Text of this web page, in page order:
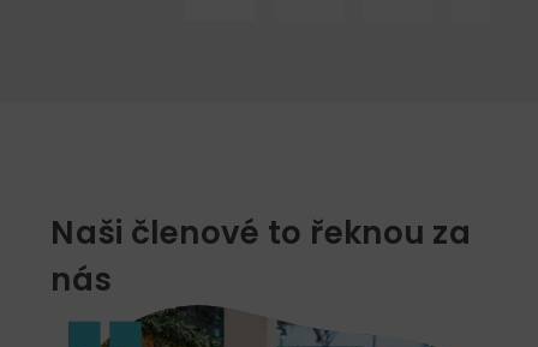
Naši členové to řeknou za
nás